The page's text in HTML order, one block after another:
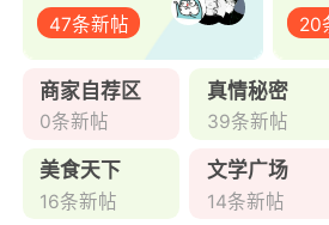
47条新帖 20
商家自荐区
0条新帖
真情秘密
39条新帖
美食天下
16条新帖
文学广场
14条新帖